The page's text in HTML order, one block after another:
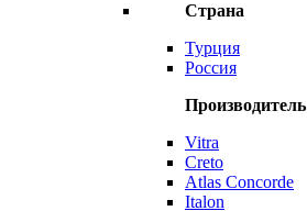
Страна
Турция
Россия
Производитель
Vitra
Creto
Atlas Concorde
Italon